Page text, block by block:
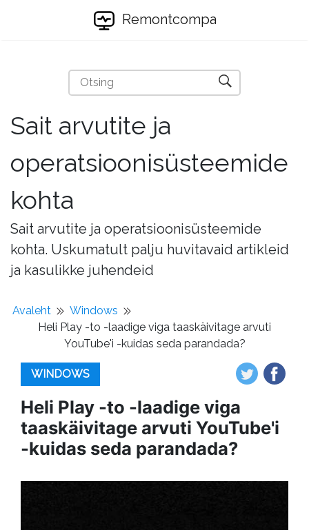
Remontcompa
Sait arvutite ja
operatsioonisüsteemide
kohta
Sait arvutite ja operatsioonisüsteemide
kohta. Uskumatult palju huvitavaid artikleid
ja kasulikke juhendeid
Avaleht
Windows
Heli Play -to -laadige viga taaskäivitage arvuti
YouTube'i -kuidas seda parandada?
WINDOWS
Heli Play -to -laadige viga
taaskäivitage arvuti YouTube'i
-kuidas seda parandada?